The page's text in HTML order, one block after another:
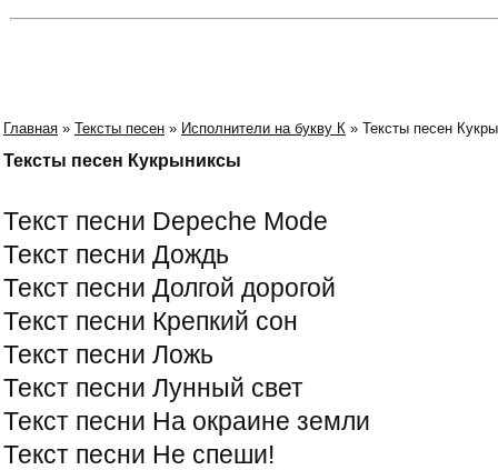
Главная » Тексты песен » Исполнители на букву К » Тексты песен
Тексты песен Кукрыниксы
Текст песни Deрeche Mode
Текст песни Дождь
Текст песни Долгой дорогой
Текст песни Крепкий сон
Текст песни Ложь
Текст песни Лунный свет
Текст песни На окраине земли
Текст песни Не спеши!